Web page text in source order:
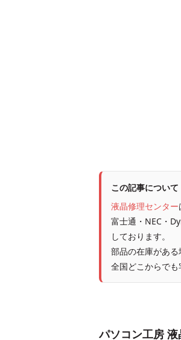
この記事について
液晶修理センター
富士通・NEC・
しております。
部品の在庫がある
全国どこからでも
パソコン工房